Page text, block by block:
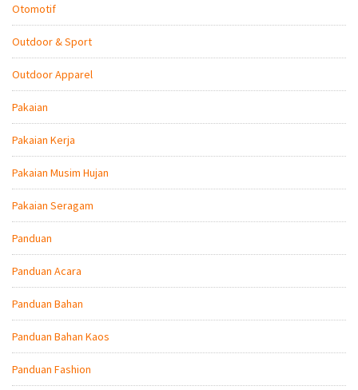
Otomotif
Outdoor & Sport
Outdoor Apparel
Pakaian
Pakaian Kerja
Pakaian Musim Hujan
Pakaian Seragam
Panduan
Panduan Acara
Panduan Bahan
Panduan Bahan Kaos
Panduan Fashion